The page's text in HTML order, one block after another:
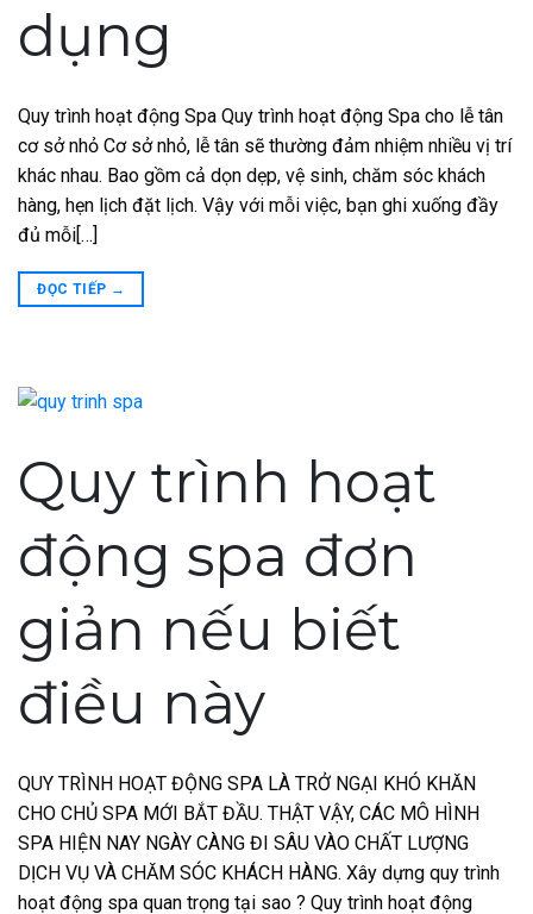
dụng
Quy trình hoạt động Spa Quy trình hoạt động Spa cho lễ tân
cơ sở nhỏ Cơ sở nhỏ, lễ tân sẽ thường đảm nhiệm nhiều vị trí
khác nhau. Bao gồm cả dọn dẹp, vệ sinh, chăm sóc khách
hàng, hẹn lịch đặt lịch. Vậy với mỗi việc, bạn ghi xuống đầy
đủ mỗi[…]
ĐỌC TIẾP →
Quy trình hoạt
động spa đơn
giản nếu biết
điều này
QUY TRÌNH HOẠT ĐỘNG SPA LÀ TRỞ NGẠI KHÓ KHĂN
CHO CHỦ SPA MỚI BẮT ĐẦU. THẬT VẬY, CÁC MÔ HÌNH
SPA HIỆN NAY NGÀY CÀNG ĐI SÂU VÀO CHẤT LƯỢNG
DỊCH VỤ VÀ CHĂM SÓC KHÁCH HÀNG. Xây dựng quy trình
hoạt động spa quan trọng tại sao ? Quy trình hoạt động